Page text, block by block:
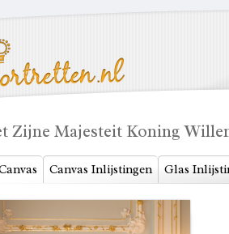
Zijne Majesteit Koning
Canvas Inlijstingen Glas